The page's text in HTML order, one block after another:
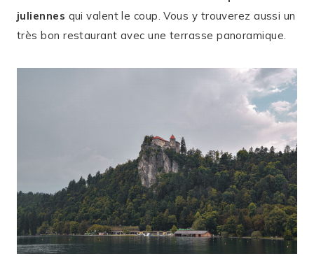
juliennes qui valent le coup. Vous y trouverez aussi un
très bon restaurant avec une terrasse panoramique.